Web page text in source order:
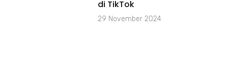
di TikTok
29 November 2024